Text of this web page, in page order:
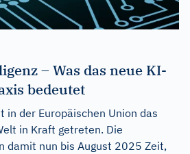
– Was das neue KI-
bedeutet
in der Europäischen Union das
in Kraft getreten. Die
damit nun bis August 2025 Zeit,